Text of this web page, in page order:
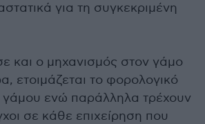
για τη συγκεκριμένη
και ο μηχανισμός στον γάμο
ετοιμάζεται το φορολογικό
γάμου ενώ παράλληλα τρέχουν
σε κάθε επιχείρηση που